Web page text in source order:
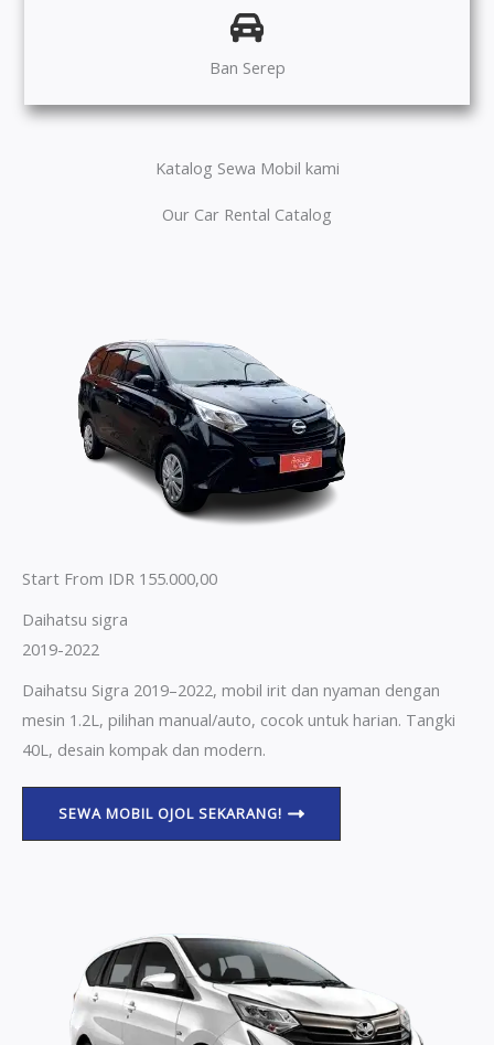
Ban Serep
Katalog Sewa Mobil kami
Our Car Rental Catalog
Start From IDR 155.000,00
Daihatsu sigra
2019-2022
Daihatsu Sigra 2019–2022, mobil irit dan nyaman dengan
mesin 1.2L, pilihan manual/auto, cocok untuk harian. Tangki
40L, desain kompak dan modern.
SEWA MOBIL OJOL SEKARANG!